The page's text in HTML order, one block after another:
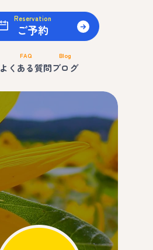
Reservation
ご予約
FAQ
よくある質問
Blog
ブログ